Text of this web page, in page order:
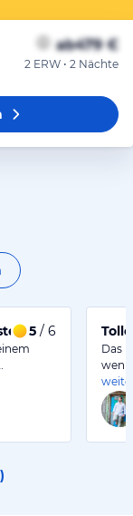
ab479 €
2 ERW • 2 Nächte
erschwert
5 / 6
Das
)